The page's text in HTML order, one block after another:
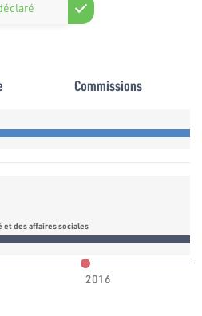
Commissions
et des affaires sociales
2016